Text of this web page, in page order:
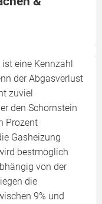
eine Kennzahl
der Abgasverlust
zuviel
den Schornstein
Prozent
Gasheizung
bestmöglich
von der
die
9% und